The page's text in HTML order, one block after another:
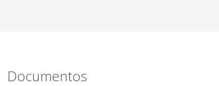
Documentos